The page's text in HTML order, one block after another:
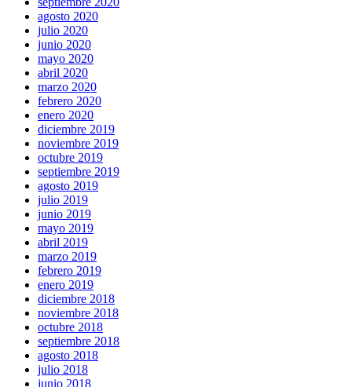
agosto 2020
julio 2020
junio 2020
mayo 2020
abril 2020
marzo 2020
febrero 2020
enero 2020
diciembre 2019
noviembre 2019
octubre 2019
septiembre 2019
agosto 2019
julio 2019
junio 2019
mayo 2019
abril 2019
marzo 2019
febrero 2019
enero 2019
diciembre 2018
noviembre 2018
octubre 2018
septiembre 2018
agosto 2018
julio 2018
junio 2018